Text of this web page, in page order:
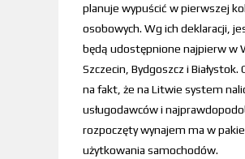
planuje wypuścić w pierwszej
osobowych. Wg ich deklaracji,
będą udostępnione najpierw w
Szczecin, Bydgoszcz i
na fakt, że na Litwie system
usługodawców i
rozpoczęty wynajem ma w
użytkowania samochodów.